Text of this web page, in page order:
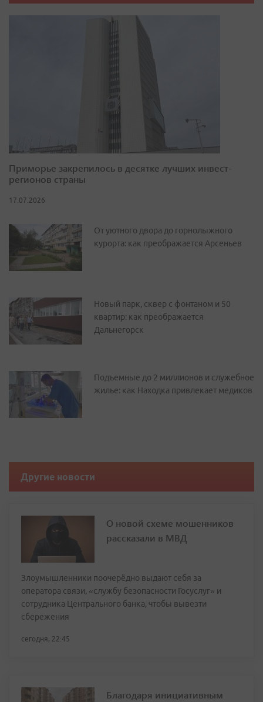
Приморье закрепилось в десятке лучших инвест-
регионов страны
17.07.2026
От уютного двора до горнолыжного
курорта: как преображается Арсеньев
Новый парк, сквер с фонтаном и 50
квартир: как преображается
Дальнегорск
Подъемные до 2 миллионов и служебное
жилье: как Находка привлекает медиков
Другие новости
О новой схеме мошенников
рассказали в МВД
Злоумышленники поочерёдно выдают себя за
оператора связи, «службу безопасности Госуслуг» и
сотрудника Центрального банка, чтобы вывезти
сбережения
сегодня, 22:45
Благодаря инициативным